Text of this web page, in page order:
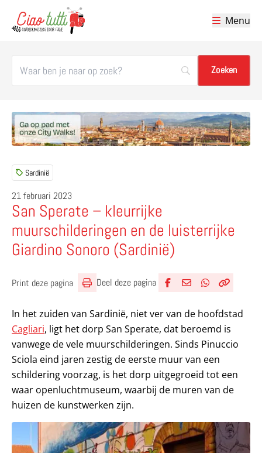
Menu
Sardinië
21 februari 2023
San Sperate – kleurrijke
muurschilderingen en de luisterrijke
Giardino Sonoro (Sardinië)
Print deze pagina Deel deze pagina
In het zuiden van Sardinië, niet ver van de hoofdstad
Cagliari, ligt het dorp San Sperate, dat beroemd is
vanwege de vele muurschilderingen. Sinds Pinuccio
Sciola eind jaren zestig de eerste muur van een
schildering voorzag, is het dorp uitgegroeid tot een
waar openluchtmuseum, waarbij de muren van de
huizen de kunstwerken zijn.